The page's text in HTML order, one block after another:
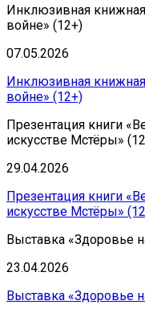
Инклюзивная
войне» (12+)
07.05.2026
Инклюзивная
войне» (12+)
Презентация книги
искусстве Мстёры»
29.04.2026
Презентация книги
искусстве Мстёры»
Выставка «Здоровье
23.04.2026
Выставка «Здоровье